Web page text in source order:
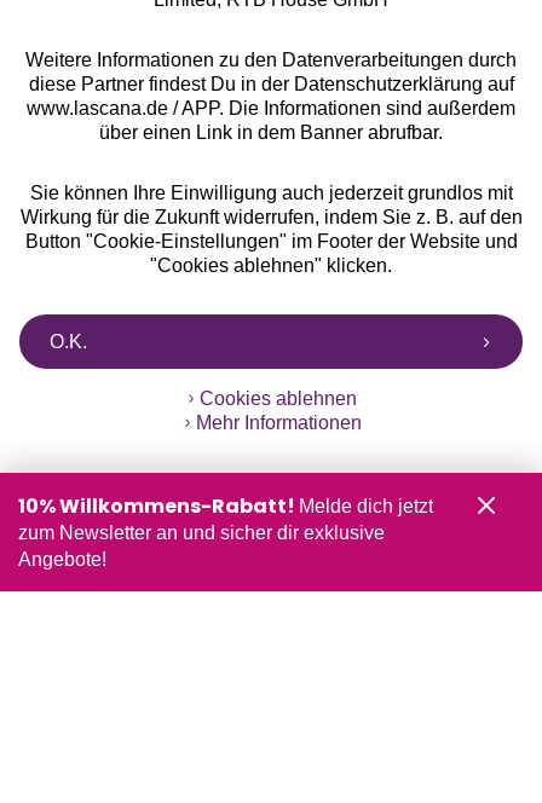
Weitere Informationen zu den Datenverarbeitungen durch
diese Partner findest Du in der Datenschutzerklärung auf
www.lascana.de / APP. Die Informationen sind außerdem
über einen Link in dem Banner abrufbar.
Sie können Ihre Einwilligung auch jederzeit grundlos mit
Wirkung für die Zukunft widerrufen, indem Sie z. B. auf den
Button "Cookie-Einstellungen" im Footer der Website und
"Cookies ablehnen" klicken.
O.K.
Cookies ablehnen
Mehr Informationen
10% Willkommens-Rabatt! Melde dich jetzt
zum Newsletter an und sicher dir exklusive
Angebote!